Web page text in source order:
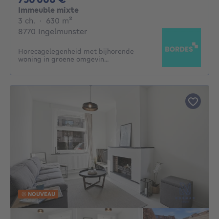
Immeuble mixte
3 ch. 3 chambres
· 630 m²
8770 Ingelmunster
Horecagelegenheid met bijhorende
woning in groene omgevin...
NOUVEAU